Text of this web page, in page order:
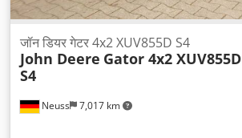
Neuss 7,017 km
जॉन डियर गेटर 4x2 XUV855D S4
John Deere Gator 4x2 XUV855D
S4